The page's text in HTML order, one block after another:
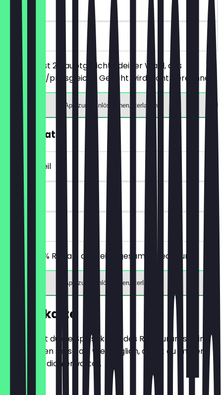
30 Tage
vor Ort
Du bestellst 2 Hauptgerichte deiner Wahl, das
günstigere/preisgleiche Gericht wird nicht berechnet.
App zum Einlösen herunterladen
30% Rabatt
~4 € Vorteil
30 Tage
vor Ort
Erhalte 30% Rabatt auf deine gesamte Rechnung!
App zum Einlösen herunterladen
Speisekarte
Hier findest du die Speisekarte des Restaurants. Wir
aktualisieren sie so oft wie möglich, damit du immer
weißt, was dich erwartet.
VORSPEISE